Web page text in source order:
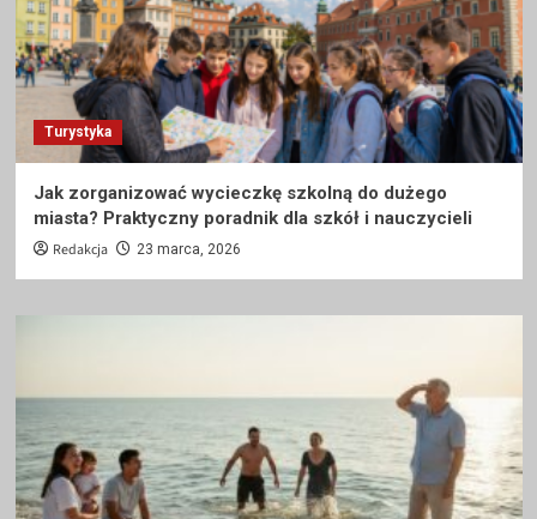
Turystyka
Jak zorganizować wycieczkę szkolną do dużego
miasta? Praktyczny poradnik dla szkół i nauczycieli
Redakcja 23 marca, 2026